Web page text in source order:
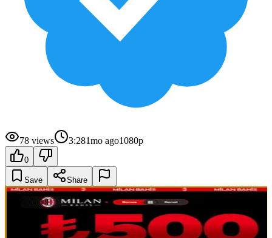
78 views 3:281mo ago1080p
0
Save Share